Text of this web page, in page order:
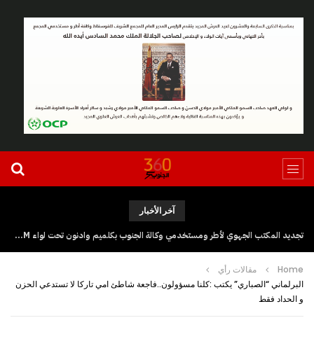
آخر الأخبار
تجديد المكتب الجهوي لأطر ومستخدمي وكالة الجنوب بكلميم وادنون تحت لواء UGTM
Home
مقالات رأي
البرلماني “الصباري” يكتب :كلنا مسؤولون..فاجعة شاطئ امي تاركا لا تستدعي الحزن
و الحداد فقط